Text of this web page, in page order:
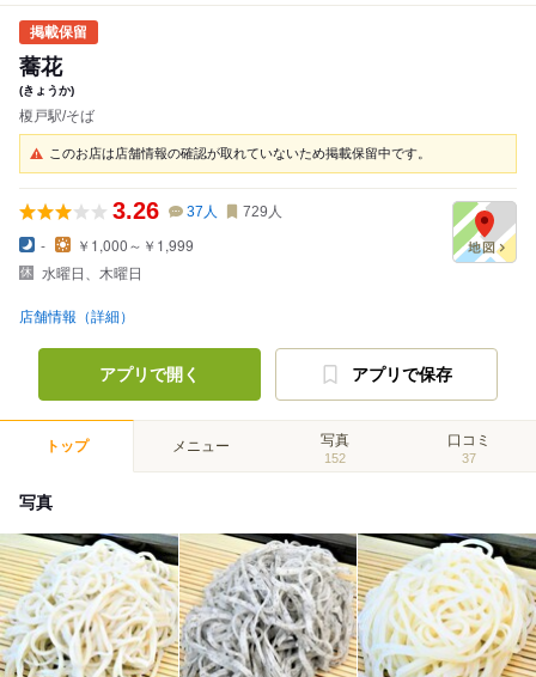
蕎花
(きょうか)
榎戸駅/そば
このお店は店舗情報の確認が取れていないため掲載保留中です。
3.26 37 人 729 人
-
￥1,000～￥1,999
水曜日、木曜日
店舗情報（詳細）
アプリで開く アプリで保存
トップ メニュー 写真
152
口コミ
37
写真